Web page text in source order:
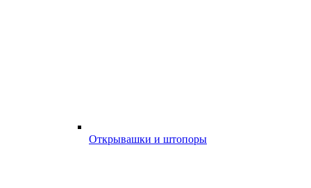
Открывашки и штопоры